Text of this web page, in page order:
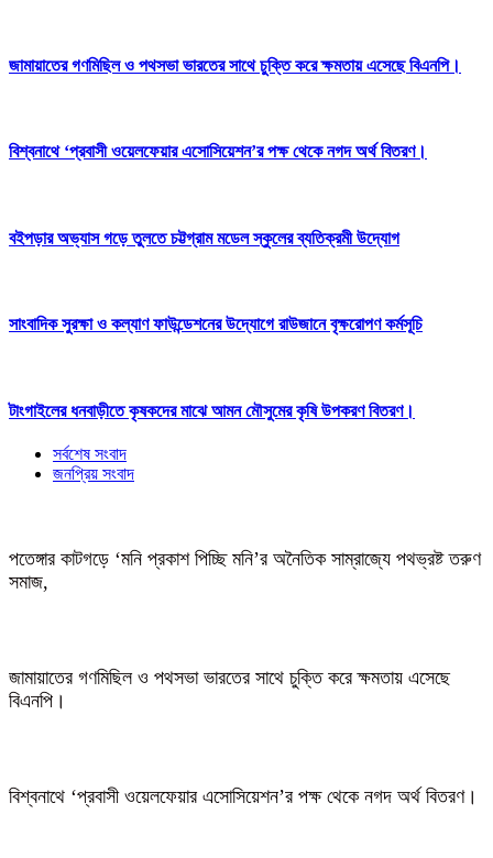
জামায়াতের গণমিছিল ও পথসভা ভারতের সাথে চুক্তি করে ক্ষমতায় এসেছে বিএনপি।
বিশ্বনাথে ‘প্রবাসী ওয়েলফেয়ার এসোসিয়েশন’র পক্ষ থেকে নগদ অর্থ বিতরণ।
বইপড়ার অভ্যাস গড়ে তুলতে চট্টগ্রাম মডেল স্কুলের ব্যতিক্রমী উদ্যোগ
সাংবাদিক সুরক্ষা ও কল্যাণ ফাউন্ডেশনের উদ্যোগে রাউজানে বৃক্ষরোপণ কর্মসূচি
টাংগাইলের ধনবাড়ীতে কৃষকদের মাঝে আমন মৌসুমের কৃষি উপকরণ বিতরণ।
সর্বশেষ সংবাদ
জনপ্রিয় সংবাদ
পতেঙ্গার কাটগড়ে ‘মনি প্রকাশ পিচ্ছি মনি’র অনৈতিক সাম্রাজ্যে পথভ্রষ্ট তরুণ
সমাজ,
জামায়াতের গণমিছিল ও পথসভা ভারতের সাথে চুক্তি করে ক্ষমতায় এসেছে
বিএনপি।
বিশ্বনাথে ‘প্রবাসী ওয়েলফেয়ার এসোসিয়েশন’র পক্ষ থেকে নগদ অর্থ বিতরণ।